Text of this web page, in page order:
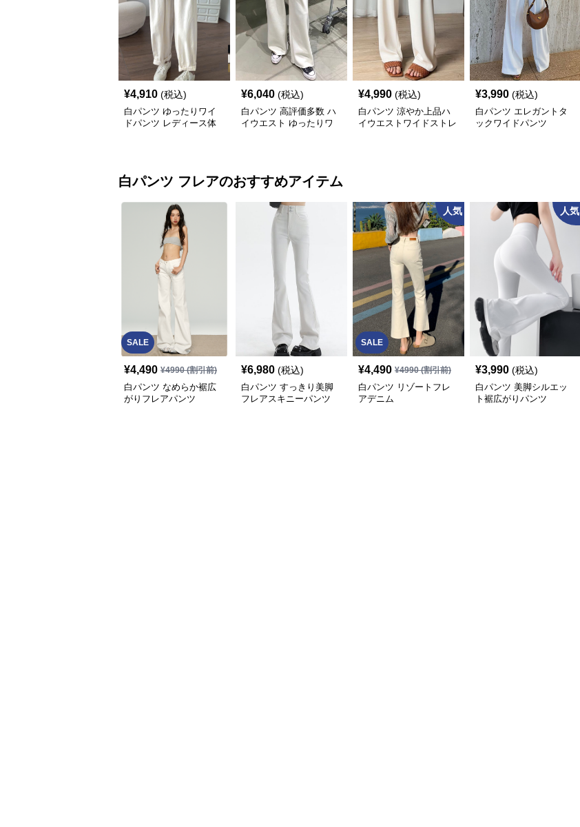
¥4,910 (税込)
白パンツ ゆったりワイ
ドパンツ レディース体
¥6,040 (税込)
白パンツ 高評価多数 ハ
イウエスト ゆったりワ
¥4,990 (税込)
白パンツ 涼やか上品ハ
イウエストワイドストレ
¥3,990 (税込)
白パンツ エレガントタ
ックワイドパンツ
白パンツ フレアのおすすめアイテム
SALE
¥4,490 ¥4990(割引前)
白パンツ なめらか裾広
がりフレアパンツ
¥6,980 (税込)
白パンツ すっきり美脚
フレアスキニーパンツ
SALE
人気
¥4,490 ¥4990(割引前)
白パンツ リゾートフレ
アデニム
人気
¥3,990 (税込)
白パンツ 美脚シルエッ
ト裾広がりパンツ